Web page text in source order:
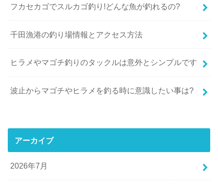
フカセカゴでスルカゴ釣り!どんな魚が釣れるの?
千田漁港の釣り場情報とアクセス方法
ヒラメやマゴチ釣りのタックルは意外とシンプルです
波止からマゴチやヒラメを釣る時に意識したい事は?
アーカイブ
2026年7月